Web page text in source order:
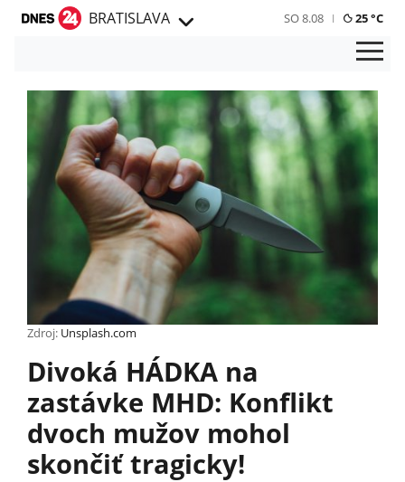
BRATISLAVA SO 8.08 25 °C
Zdroj: Unsplash.com
Divoká HÁDKA na
zastávke MHD: Konflikt
dvoch mužov mohol
skončiť tragicky!